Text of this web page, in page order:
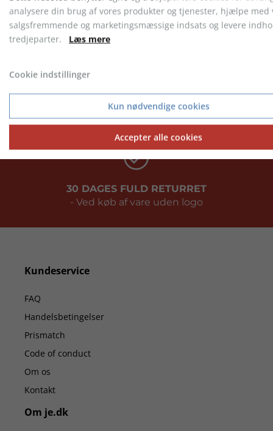
- Vi matcher altid prisen
30 DAGES FULD RETURRET
- Ved køb af vare uden logo
Kundeservice
FAQ
Handelsbetingelser
Prismatch
Code of conduct
Om os
Kontakt
Om je.dk
analysere din brug af vores produkter og tjenester, hjælpe med
salgsfremmende og marketingsmæssige indsats og levere
tredjeparter. Læs mere
Cookie indstillinger
Kun nødvendige cookies
Accepter alle cookies